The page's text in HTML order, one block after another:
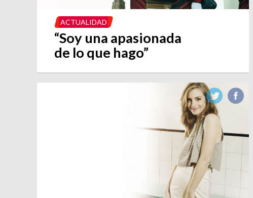
ACTUALIDAD
“Soy una apasionada
de lo que hago”